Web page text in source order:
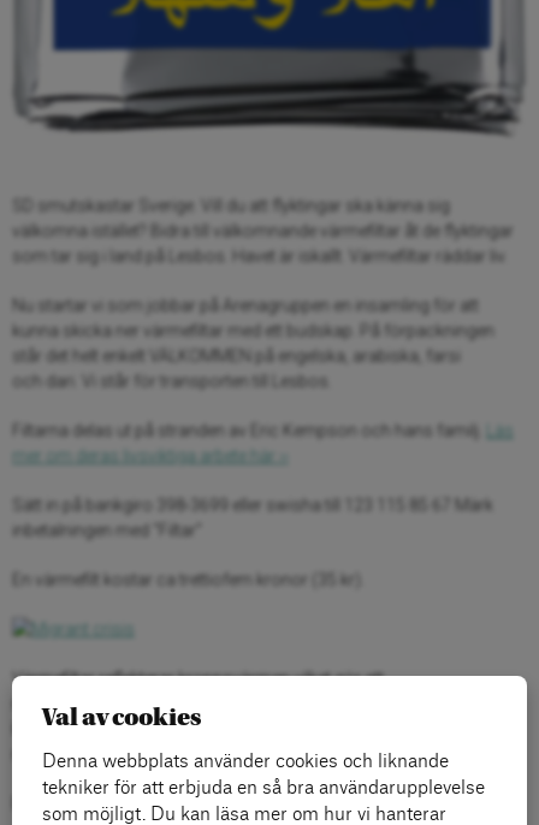
SD smutskastar Sverige. Vill du att flyktingar ska känna sig
välkomna istället? Bidra till välkomnande värmefiltar åt de flyktingar
som tar sig i land på Lesbos. Havet är iskallt. Värmefiltar räddar liv.
Nu startar vi som jobbar på Arenagruppen en insamling för att
kunna skicka ner värmefiltar med ett budskap. På förpackningen
står det helt enkelt VÄLKOMMEN på engelska, arabiska, farsi
och dari. Vi står för transporten till Lesbos.
Filtarna delas ut på stranden av Eric Kempson och hans familj.
Läs
mer om deras livsviktiga arbete här ››
Sätt in på bankgiro 398-3699 eller swisha till 123 115 85 67 Märk
inbetalningen med “Filtar”
En värmefilt kostar ca trettiofem kronor (35 kr).
Värmefiltar reflekterar kroppsvärmen vilket gör att
människor behåller värmen betydligt längre. För människor i chock
kan värme vara livsviktigt. Här på bilden flyktingbarn på stranden på
norra Lesbos.
Yuri Kozyrev-Noor för TIME
Val av cookies
Denna webbplats använder cookies och liknande
tekniker för att erbjuda en så bra användarupplevelse
som möjligt. Du kan läsa mer om hur vi hanterar